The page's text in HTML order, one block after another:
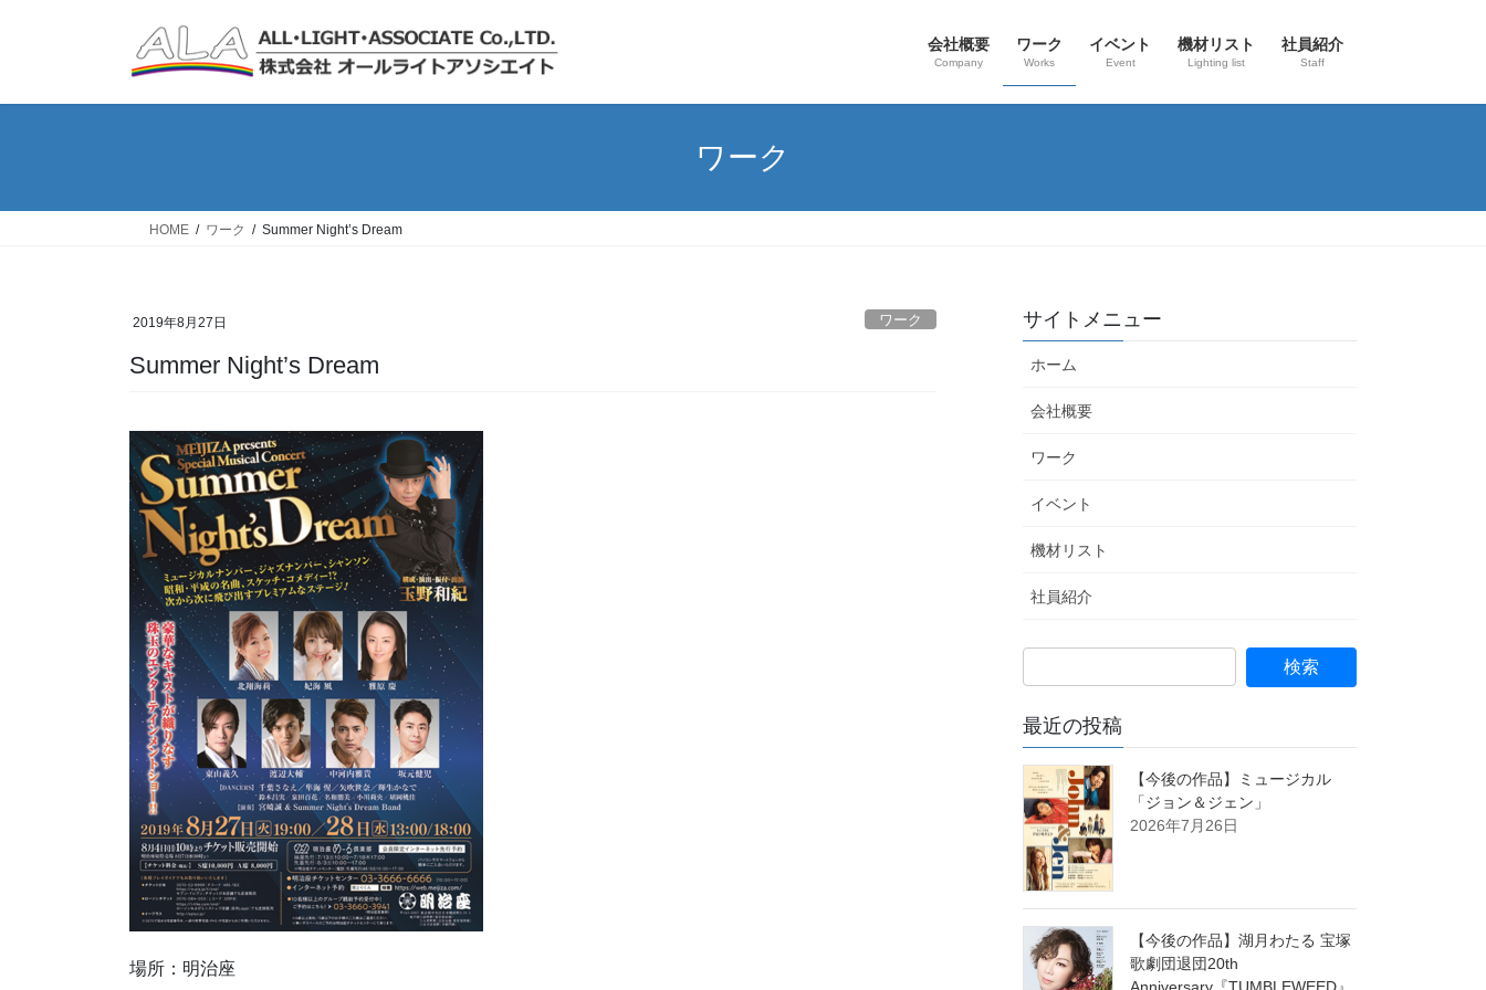
会社概要
Company
ワーク
Works
イベント
Event
機材リスト
Lighting list
社員紹介
Staff
ワーク
HOME ワーク Summer Night’s Dream
2019年8月27日 ワーク
Summer Night’s Dream
場所：明治座
サイトメニュー
ホーム
会社概要
ワーク
イベント
機材リスト
社員紹介
最近の投稿
【今後の作品】ミュージカル
「ジョン＆ジェン」
2026年7月26日
【今後の作品】湖月わたる 宝塚
歌劇団退団20th